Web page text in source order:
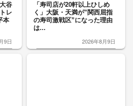
谷
レ
本
9日
「寿司店が20軒以上ひしめ
く」大阪・天満が”関西屈指
の寿司激戦区”になった理由
は...
2026年8月9日